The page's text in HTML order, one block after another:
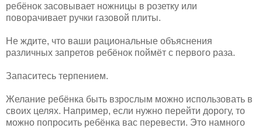
ребёнок засовывает ножницы в розетку или
поворачивает ручки газовой плиты.
Не ждите, что ваши рациональные объяснения
различных запретов ребёнок поймёт с первого раза.
Запаситесь терпением.
Желание ребёнка быть взрослым можно использовать в
своих целях. Например, если нужно перейти дорогу, то
можно попросить ребёнка вас перевести. Это намного